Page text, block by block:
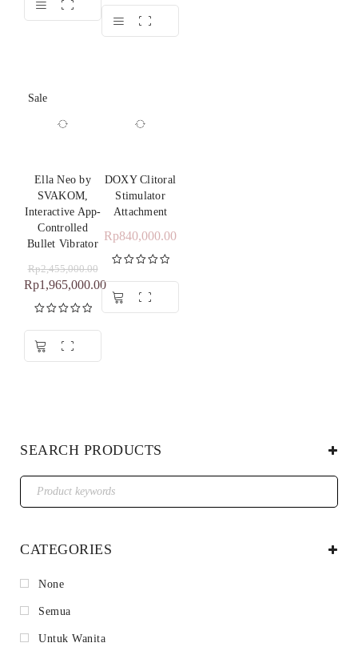
SEARCH PRODUCTS
CATEGORIES
None
Semua
Untuk Wanita
dari 5 Dinilai5.00
dari 5
Sale
Ella Neo by
SVAKOM,
Interactive App-
Controlled
Bullet Vibrator
Rp2,455,000.00
Rp1,965,000.00
Dinilai5.00
dari 5
DOXY Clitoral
Stimulator
Attachment
Rp840,000.00
Dinilai5.00
dari 5